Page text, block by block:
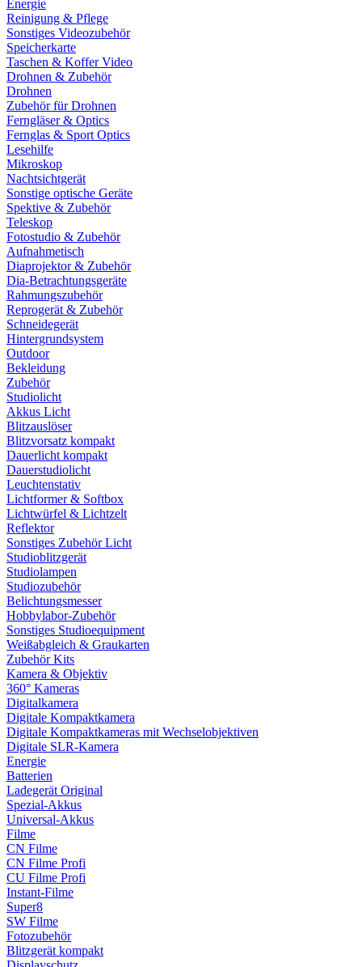
Energie
Reinigung & Pflege
Sonstiges Videozubehör
Speicherkarte
Taschen & Koffer Video
Drohnen & Zubehör
Drohnen
Zubehör für Drohnen
Ferngläser & Optics
Fernglas & Sport Optics
Lesehilfe
Mikroskop
Nachtsichtgerät
Sonstige optische Geräte
Spektive & Zubehör
Teleskop
Fotostudio & Zubehör
Aufnahmetisch
Diaprojektor & Zubehör
Dia-Betrachtungsgeräte
Rahmungszubehör
Reprogerät & Zubehör
Schneidegerät
Hintergrundsystem
Outdoor
Bekleidung
Zubehör
Studiolicht
Akkus Licht
Blitzauslöser
Blitzvorsatz kompakt
Dauerlicht kompakt
Dauerstudiolicht
Leuchtenstativ
Lichtformer & Softbox
Lichtwürfel & Lichtzelt
Reflektor
Sonstiges Zubehör Licht
Studioblitzgerät
Studiolampen
Studiozubehör
Belichtungsmesser
Hobbylabor-Zubehör
Sonstiges Studioequipment
Weißabgleich & Graukarten
Zubehör Kits
Kamera & Objektiv
360° Kameras
Digitalkamera
Digitale Kompaktkamera
Digitale Kompaktkameras mit Wechselobjektiven
Digitale SLR-Kamera
Energie
Batterien
Ladegerät Original
Spezial-Akkus
Universal-Akkus
Filme
CN Filme
CN Filme Profi
CU Filme Profi
Instant-Filme
Super8
SW Filme
Fotozubehör
Blitzgerät kompakt